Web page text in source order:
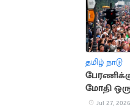
தமிழ் நாடு
மோதி
படுகாயம்
Jul 27,